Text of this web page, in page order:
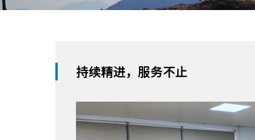
持续精进，服务不止